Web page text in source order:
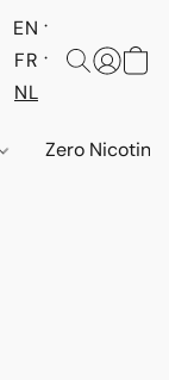
EN
FR
NL
Zero Nicotine